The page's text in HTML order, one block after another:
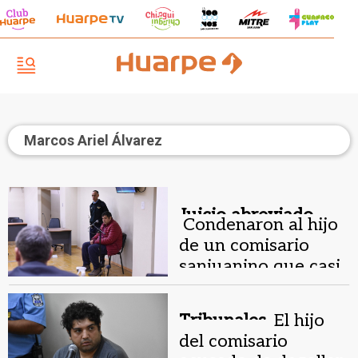
Marcos Ariel Álvarez
Juicio abreviado.
Condenaron al hijo
de un comisario
sanjuanino que casi
mató a su amigo
Tribunales. El hijo
del comisario